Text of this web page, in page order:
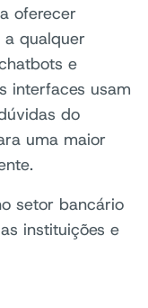
oferecer
a qualquer
e
interfaces usam
do
uma maior
setor bancário
instituições e